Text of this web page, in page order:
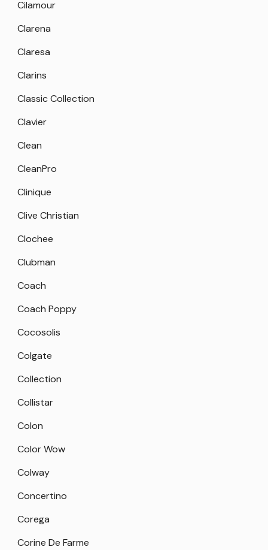
Cilamour
Clarena
Claresa
Clarins
Classic Collection
Clavier
Clean
CleanPro
Clinique
Clive Christian
Clochee
Clubman
Coach
Coach Poppy
Cocosolis
Colgate
Collection
Collistar
Colon
Color Wow
Colway
Concertino
Corega
Corine De Farme